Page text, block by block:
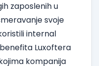
zaposlenih u
svoje
internal
Luxoftera
kompanija